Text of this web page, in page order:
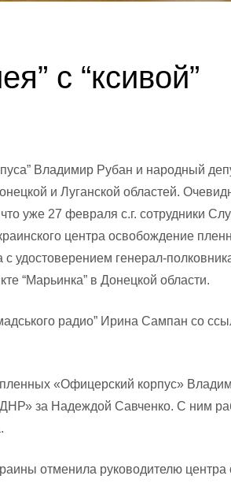
с “ксивой”
Владимир Рубан и народный
и Луганской областей.
уже 27 февраля с.г. сотрудники
центра освобождение
удостоверением генерал-
“Марьинка” в Донецкой области.
радио” Ирина Сампан со
«Офицерский корпус»
за Надеждой Савченко. С ним
отменила руководителю